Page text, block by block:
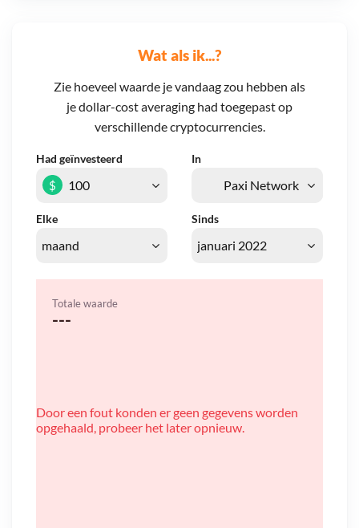
Wat als ik...?
Zie hoeveel waarde je vandaag zou hebben als
je dollar-cost averaging had toegepast op
verschillende cryptocurrencies.
Had geïnvesteerd In
Elke Sinds
$
Totale waarde
---
Door een fout konden er geen gegevens worden
opgehaald, probeer het later opnieuw.